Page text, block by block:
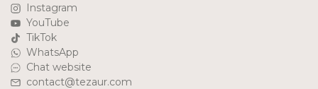
Instagram
YouTube
TikTok
WhatsApp
Chat website
contact@tezaur.com